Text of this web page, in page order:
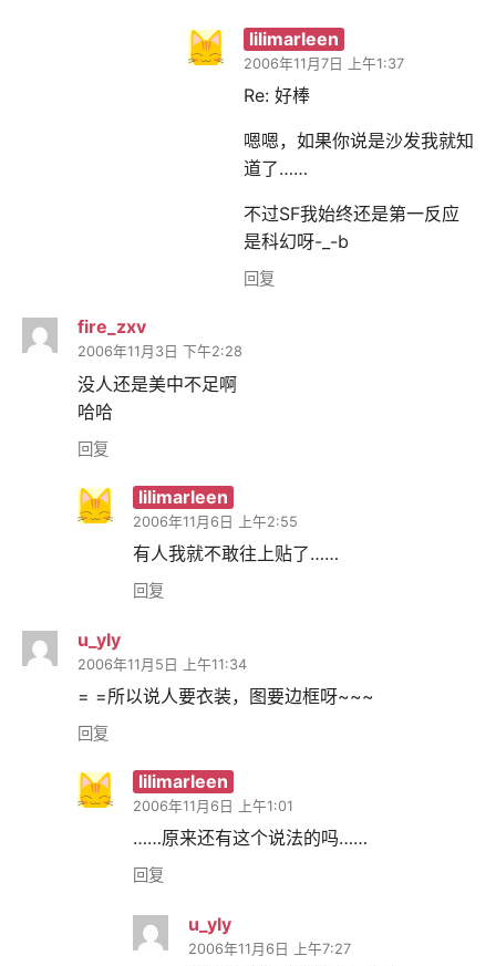
lilimarleen
2006年11月7日 上午1:37
Re: 好棒
嗯嗯，如果你说是沙发我就知
道了……
不过SF我始终还是第一反应
是科幻呀-_-b
回复
fire_zxv
2006年11月3日 下午2:28
没人还是美中不足啊
哈哈
回复
lilimarleen
2006年11月6日 上午2:55
有人我就不敢往上贴了……
回复
u_yly
2006年11月5日 上午11:34
= =所以说人要衣装，图要边框呀~~~
回复
lilimarleen
2006年11月6日 上午1:01
……原来还有这个说法的吗……
回复
u_yly
2006年11月6日 上午7:27